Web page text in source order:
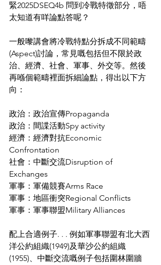
緊2025DSEQ4b 問到冷戰特徵部分，唔
太知道有咩論點答呢？
一般嚟講會將冷戰特點分拆成不同範疇
(Aspect)討論，常見嘅包括但不限於政
治、經濟、社會、軍事、外交等。然後
再喺個範疇裡面拆細論點，得出以下方
向：
政治：政治宣傳Propaganda
政治：間諜活動Spy activity
經濟：經濟對抗Economic
Confrontation
社會：中斷交流Disruption of
Exchanges
軍事：軍備競賽Arms Race
軍事：地區衝突Regional Conflicts
軍事：軍事聯盟Military Alliances
配上合適例子. . . 例如軍事聯盟有北大西
洋公約組織(1949)及華沙公約組織
(1955)、中斷交流嘅例子包括圍林圍牆